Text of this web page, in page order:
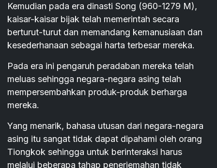
Kemudian pada era dinasti Song (960-1279 M),
kaisar-kaisar bijak telah memerintah secara
berturut-turut dan memandang kemanusiaan dan
kesederhanaan sebagai harta terbesar mereka.
Pada era ini pengaruh peradaban mereka telah
meluas sehingga negara-negara asing telah
mempersembahkan produk-produk berharga
mereka.
Yang menarik, bahasa utusan dari negara-negara
asing itu sangat tidak dapat dipahami oleh orang
Tiongkok sehingga untuk berinteraksi harus
melalui beberapa tahap penerjemahan tidak